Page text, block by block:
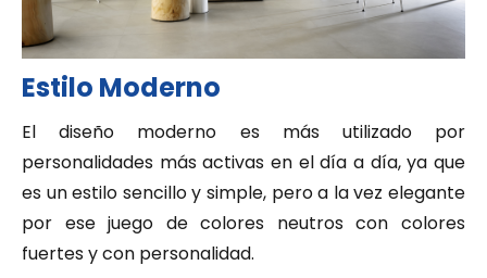
Estilo Moderno
El diseño moderno es más utilizado por
personalidades más activas en el día a día, ya que
es un estilo sencillo y simple, pero a la vez elegante
por ese juego de colores neutros con colores
fuertes y con personalidad.